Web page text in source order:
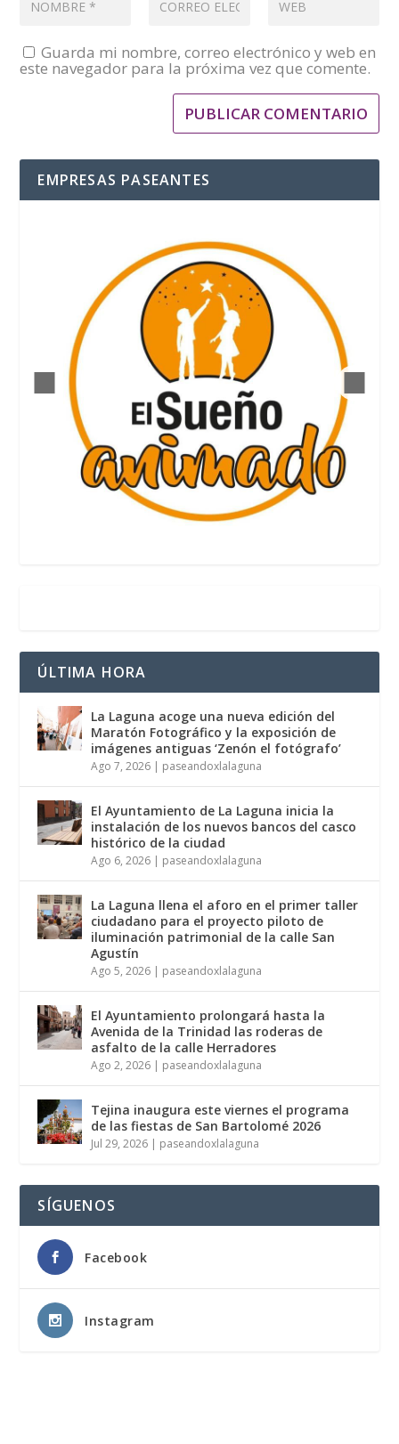
Guarda mi nombre, correo electrónico y web en
este navegador para la próxima vez que comente.
EMPRESAS PASEANTES
ÚLTIMA HORA
La Laguna acoge una nueva edición del
Maratón Fotográfico y la exposición de
imágenes antiguas ‘Zenón el fotógrafo’
Ago 7, 2026 | paseandoxlalaguna
El Ayuntamiento de La Laguna inicia la
instalación de los nuevos bancos del casco
histórico de la ciudad
Ago 6, 2026 | paseandoxlalaguna
La Laguna llena el aforo en el primer taller
ciudadano para el proyecto piloto de
iluminación patrimonial de la calle San
Agustín
Ago 5, 2026 | paseandoxlalaguna
El Ayuntamiento prolongará hasta la
Avenida de la Trinidad las roderas de
asfalto de la calle Herradores
Ago 2, 2026 | paseandoxlalaguna
Tejina inaugura este viernes el programa
de las fiestas de San Bartolomé 2026
Jul 29, 2026 | paseandoxlalaguna
SÍGUENOS
Facebook
Instagram